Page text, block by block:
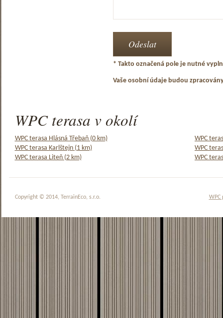
* Takto označená pole je nutné
Vaše osobní údaje budou
WPC terasa v okolí
WPC terasa Hlásná Třebaň (0 km)
WPC
WPC terasa Karlštejn (1 km)
WPC
WPC terasa Liteň (2 km)
WPC
WPC
Copyright © 2014, TerrainEco, s.r.o.